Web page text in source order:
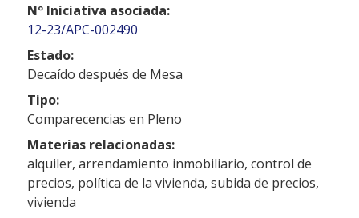
Nº Iniciativa asociada:
12-23/APC-002490
Estado:
Decaído después de Mesa
Tipo:
Comparecencias en Pleno
Materias relacionadas:
alquiler, arrendamiento inmobiliario, control de
precios, política de la vivienda, subida de precios,
vivienda